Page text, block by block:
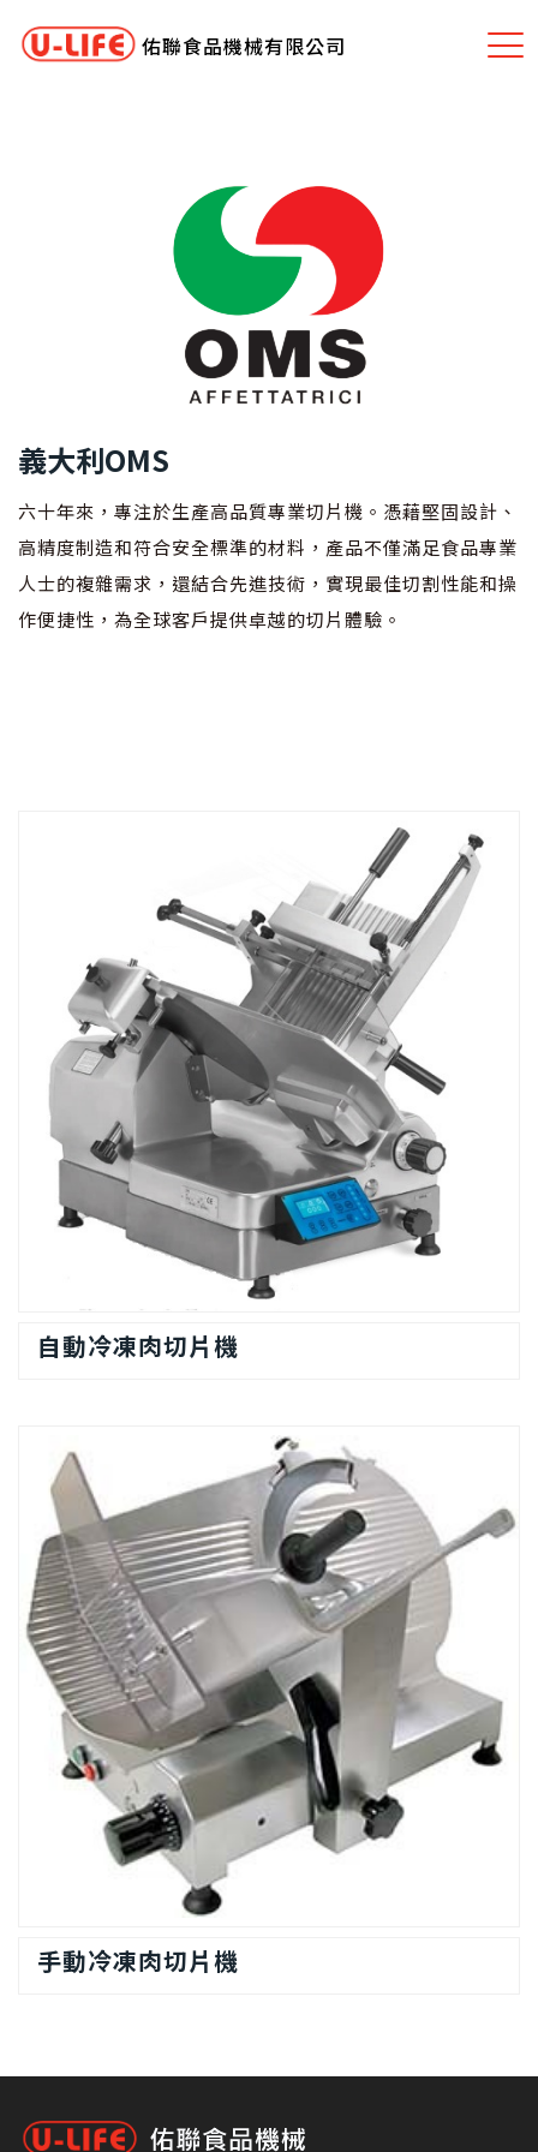
佑聯食品機械有限公司
義大利OMS
六十年來，專注於生產高品質專業切片機。憑藉堅固設計、
高精度制造和符合安全標準的材料，產品不僅滿足食品專業
人士的複雜需求，還結合先進技術，實現最佳切割性能和操
作便捷性，為全球客戶提供卓越的切片體驗。
自動冷凍肉切片機
手動冷凍肉切片機